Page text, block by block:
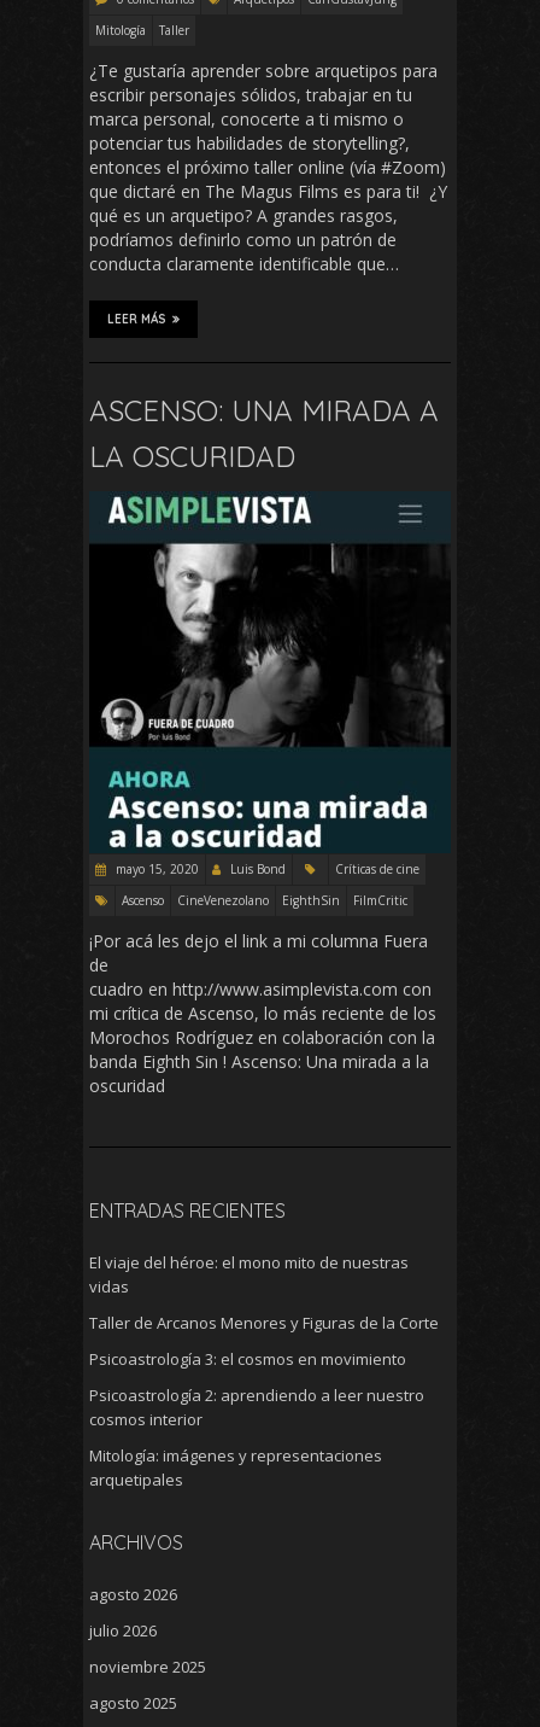
Mitología
Taller
¿Te gustaría aprender sobre arquetipos para
escribir personajes sólidos, trabajar en tu
marca personal, conocerte a ti mismo o
potenciar tus habilidades de storytelling?,
entonces el próximo taller online (vía #Zoom)
que dictaré en The Magus Films es para ti! ¿Y
qué es un arquetipo? A grandes rasgos,
podríamos definirlo como un patrón de
conducta claramente identificable que…
LEER MÁS
ASCENSO: UNA MIRADA A
LA OSCURIDAD
mayo 15, 2020 Luis Bond
Críticas de cine
Ascenso
CineVenezolano EighthSin FilmCritic
¡Por acá les dejo el link a mi columna Fuera
de
cuadro en http://www.asimplevista.com con
mi crítica de Ascenso, lo más reciente de los
Morochos Rodríguez en colaboración con la
banda Eighth Sin ! Ascenso: Una mirada a la
oscuridad
ENTRADAS RECIENTES
El viaje del héroe: el mono mito de nuestras
vidas
Taller de Arcanos Menores y Figuras de la Corte
Psicoastrología 3: el cosmos en movimiento
Psicoastrología 2: aprendiendo a leer nuestro
cosmos interior
Mitología: imágenes y representaciones
arquetipales
ARCHIVOS
agosto 2026
julio 2026
noviembre 2025
agosto 2025